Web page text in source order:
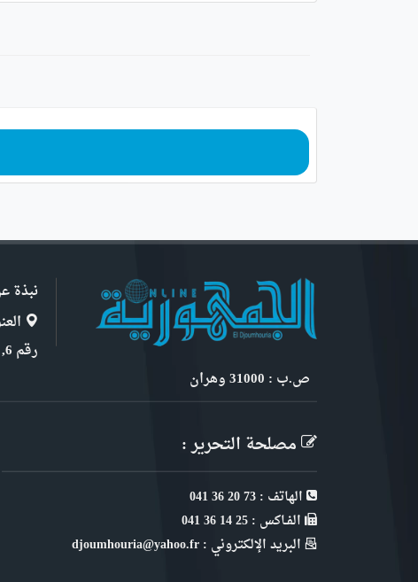
نبذة
رقم 6, نهج ابن سنوسي حميدة
ص.ب : 31000 وهران
مصلحة التحرير :
الهاتف : 73 20 36 041
الفـاكس : 25 14 36 041
البريد الإلكتروني : djoumhouria@yahoo.fr